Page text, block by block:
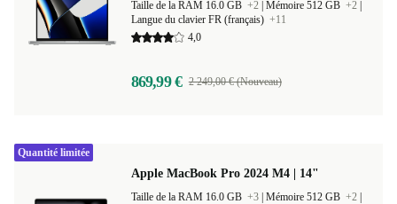
Taille de la RAM 16.0 GB +2 Mémoire 512 GB +2
Langue du clavier FR (français) +11
4,0
869,99 € 2 249,00 € (Nouveau)
Apple MacBook Pro 2024 M4 | 14"
Taille de la RAM 16.0 GB +3 Mémoire 512 GB +2
Quantité limitée